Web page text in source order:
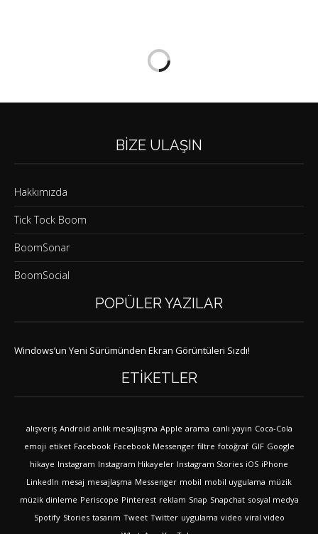
BIZE ULAŞIN
Hakkımızda
Tick Tock Boom
BoomSonar
BoomSocial
POPÜLER YAZILAR
Windows’un Yeni Sürümünden Ekran Görüntüleri Sızdı!
ETIKETLER
alışveriş Android anlık mesajlaşma Apple arama canlı yayın Coca-Cola
emoji etiket Facebook Facebook Messenger filtre fotoğraf GIF Google
hikaye Instagram Instagram Hikayeler Instagram Stories iOS iPhone
LinkedIn mesaj mesajlaşma Messenger mobil mobil uygulama müzik
müzik dinleme Periscope Pinterest reklam Snap Snapchat sosyal medya
Spotify Stories tasarım Tweet Twitter uygulama video viral video